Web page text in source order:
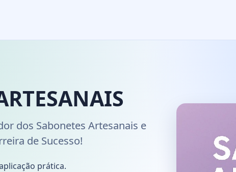
dos Sabonetes Artesanais e
de Sucesso!
prática.